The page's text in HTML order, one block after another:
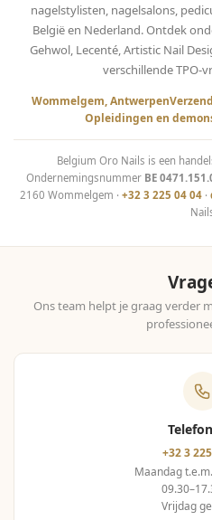
nagelstylisten, nagelsalons,
België en Nederland. Ontdek
Gehwol, Lecenté, Artistic Nail
verschillende TPO-
Wommelgem, Antwerpen
Opleidingen en
Belgium Oro Nails is een
Ondernemingsnummer BE
2160 Wommelgem · +32 3 225 04 04·
Ons team helpt je graag verder
+32 3
Maandag
Vrijdag